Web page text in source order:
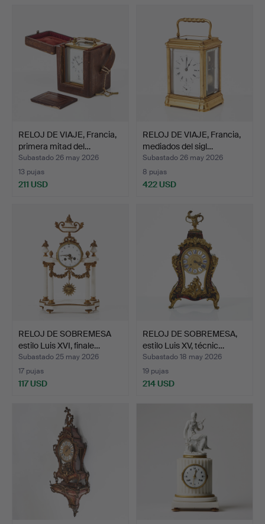
RELOJ DE VIAJE, Francia,
primera mitad del…
Subastado 26 may 2026
13 pujas
211 USD
RELOJ DE VIAJE, Francia,
mediados del sigl…
Subastado 26 may 2026
8 pujas
422 USD
RELOJ DE SOBREMESA
estilo Luis XVI, finale…
Subastado 25 may 2026
17 pujas
117 USD
RELOJ DE SOBREMESA,
estilo Luis XV, técnic…
Subastado 18 may 2026
19 pujas
214 USD